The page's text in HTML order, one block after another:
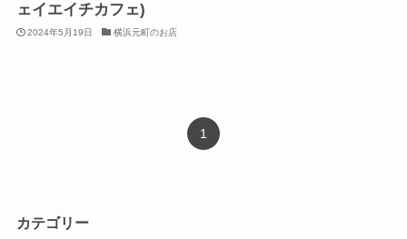
ェイエイチカフェ)
2024年5月19日 横浜元町のお店
1
カテゴリー